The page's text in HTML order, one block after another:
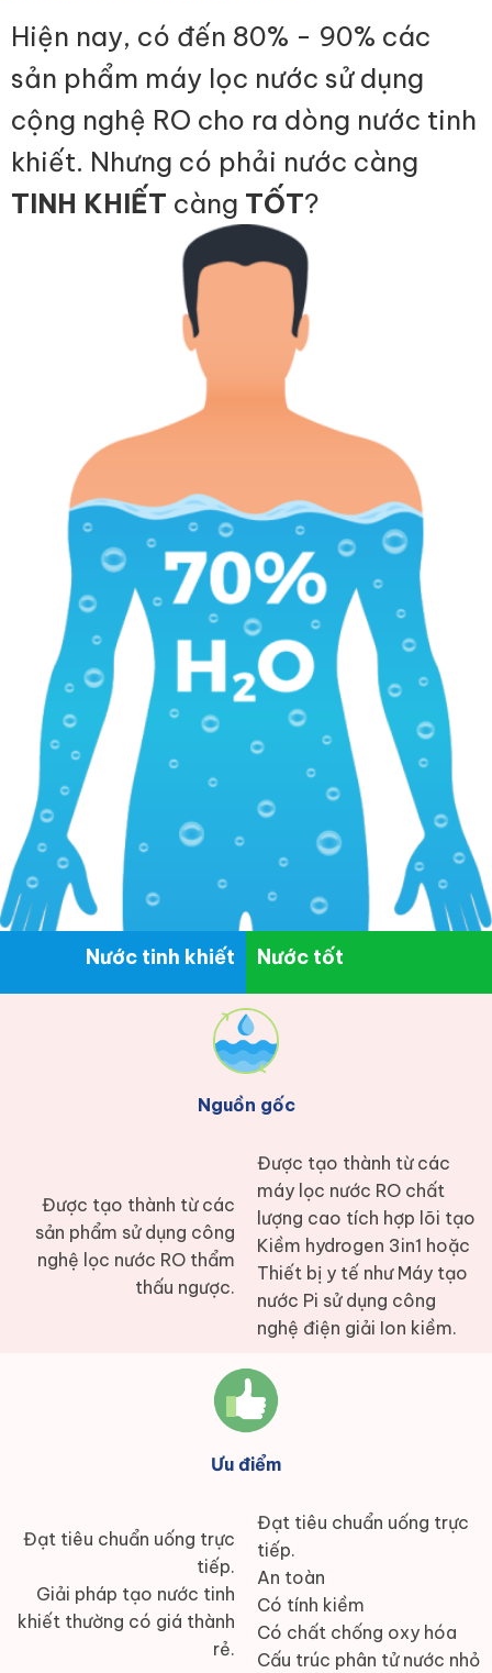
Hiện nay, có đến 80% - 90% các
sản phẩm máy lọc nước sử dụng
cộng nghệ RO cho ra dòng nước tinh
khiết. Nhưng có phải nước càng
TINH KHIẾT càng TỐT?
Nước tinh khiết Nước tốt
Được tạo thành từ các
sản phẩm sử dụng công
nghệ lọc nước RO thẩm
thấu ngược.
Nguồn gốc
Được tạo thành từ các
máy lọc nước RO chất
lượng cao tích hợp lõi tạo
Kiềm hydrogen 3in1 hoặc
Thiết bị y tế như Máy tạo
nước Pi sử dụng công
nghệ điện giải Ion kiềm.
Đạt tiêu chuẩn uống trực
tiếp.
Giải pháp tạo nước tinh
khiết thường có giá thành
rẻ.
Ưu điểm
Đạt tiêu chuẩn uống trực
tiếp.
An toàn
Có tính kiềm
Có chất chống oxy hóa
Cấu trúc phân tử nước nhỏ